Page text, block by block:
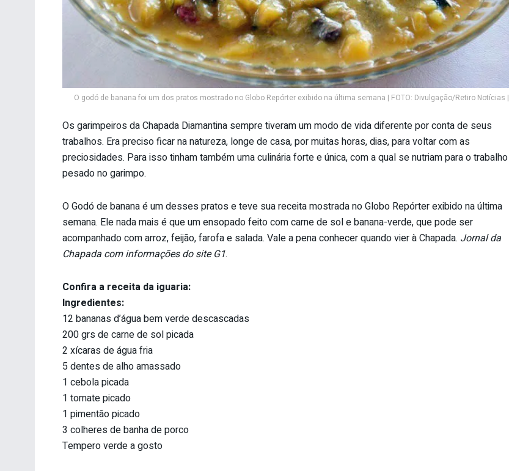
O godó de banana foi um dos pratos mostrado no Globo Repórter exibido na última semana | FOTO: Divulgação/Retiro Notícias |
Os garimpeiros da Chapada Diamantina sempre tiveram um modo de vida diferente por conta de seus
trabalhos. Era preciso ficar na natureza, longe de casa, por muitas horas, dias, para voltar com as
preciosidades. Para isso tinham também uma culinária forte e única, com a qual se nutriam para o trabalho
pesado no garimpo.
O Godó de banana é um desses pratos e teve sua receita mostrada no Globo Repórter exibido na última
semana. Ele nada mais é que um ensopado feito com carne de sol e banana-verde, que pode ser
acompanhado com arroz, feijão, farofa e salada. Vale a pena conhecer quando vier à Chapada. Jornal da
Chapada com informações do site G1.
Confira a receita da iguaria:
Ingredientes:
12 bananas d’água bem verde descascadas
200 grs de carne de sol picada
2 xícaras de água fria
5 dentes de alho amassado
1 cebola picada
1 tomate picado
1 pimentão picado
3 colheres de banha de porco
Tempero verde a gosto